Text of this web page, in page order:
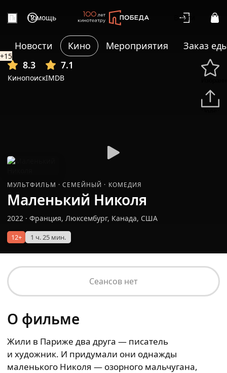
Помощь Войти
Новости Кино Мероприятия
Заказ
8.3
Кинопоиск
7.1
IMDB
+15
МУЛЬТФИЛЬМ · СЕМЕЙНЫЙ · КОМЕДИЯ
Маленький Николя
2022 · Франция, Люксембург, Канада, США
12+ 1 ч. 25 мин.
Сеансов нет
О фильме
Жили в Париже два друга — писатель
и художник. И придумали они однажды
маленького Николя — озорного мальчугана,